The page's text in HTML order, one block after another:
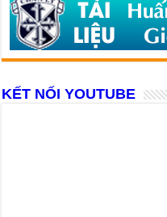
KẾT NỐI YOUTUBE